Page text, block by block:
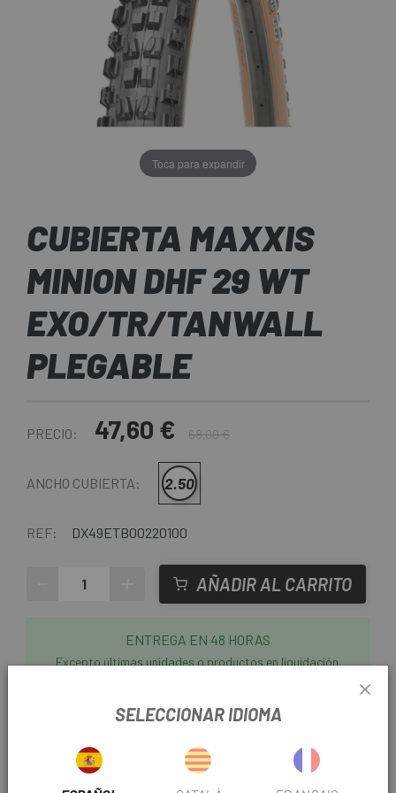
Toca para expandir
CUBIERTA MAXXIS
MINION DHF 29 WT
EXO/TR/TANWALL
PLEGABLE
PRECIO: 47,60 € 68,00 €
ANCHO CUBIERTA: 2.50
REF: DX49ETB00220100
AÑADIR AL CARRITO
ENTREGA EN 48 HORAS
Excepto últimas unidades o productos en liquidación.
Últimas unidades en stock
SELECCIONAR IDIOMA